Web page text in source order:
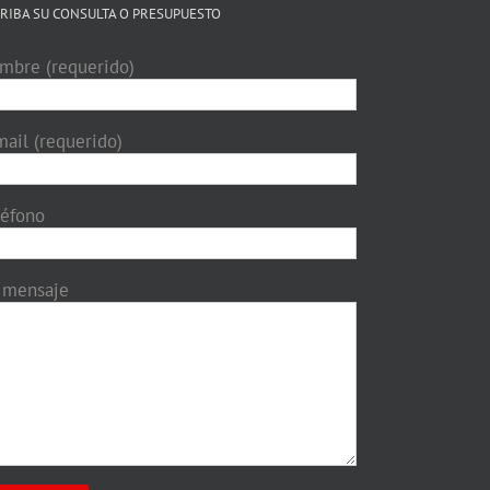
SU CONSULTA O PRESUPUESTO
(requerido)
(requerido)